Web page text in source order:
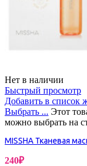
Нет в наличии
Быстрый просмотр
Добавить в список
Выбрать ... Этот
можно выбрать на
MISSHA Тканевая
240₽